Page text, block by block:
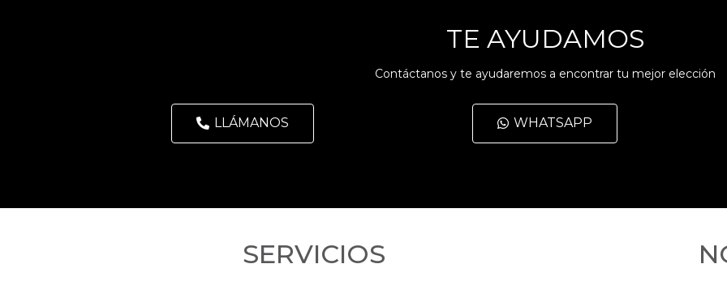
TE AYUDAMOS
Contáctanos y te ayudaremos a encontrar tu mejor elección
LLÁMANOS WHATSAPP
SERVICIOS